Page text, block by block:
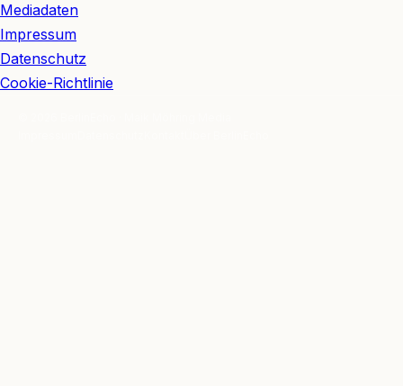
Mediadaten
Impressum
Datenschutz
Cookie-Richtlinie